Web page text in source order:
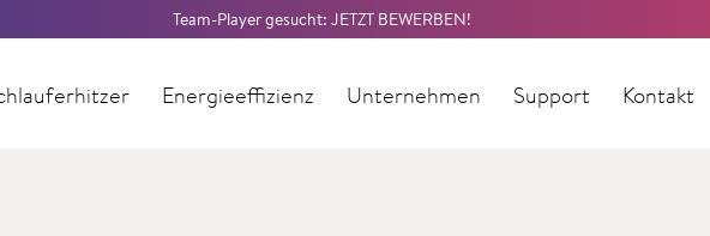
Team-Player gesucht: JETZT BEWERBEN!
Energieeffizienz Unternehmen Support Kontakt